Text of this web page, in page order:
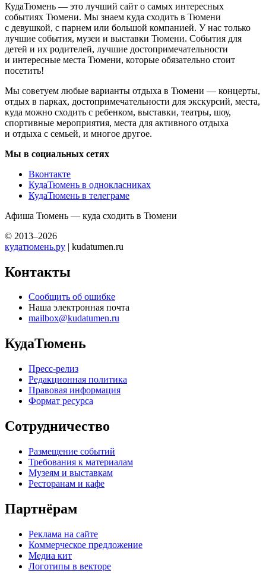
КудаТюмень — это лучший сайт о самых интересных
событиях Тюмени. Мы знаем куда сходить в Тюмени
с девушкой, с парнем или большой компанией. У нас только
лучшие события, музеи и выставки Тюмени. События для
детей и их родителей, лучшие достопримечательности
и интересные места Тюмени, которые обязательно стоит
посетить!
Мы советуем любые варианты отдыха в Тюмени — концерты,
отдых в парках, достопримечательности для экскурсий, места,
куда можно сходить с ребенком, выставки, театры, шоу,
спортивные мероприятия, места для активного отдыха
и отдыха с семьей, и многое другое.
Мы в социальных сетях
Вконтакте
КудаТюмень в однокласниках
КудаТюмень в телеграме
Афиша Тюмень — куда сходить в Тюмени
© 2013–2026
кудатюмень.ру | kudatumen.ru
Контакты
Сообщить об ошибке
Наша электронная почта
mailbox@kudatumen.ru
КудаТюмень
Пресс-релиз
Редакционная политика
Правовая информация
Формат ресурса
Сотрудничество
Размещение событий
Требования к материалам
Музеям и выставкам
Ресторанам и кафе
Партнёрам
Реклама на сайте
Коммерческое предложение
Медиа кит
Логотипы в векторе